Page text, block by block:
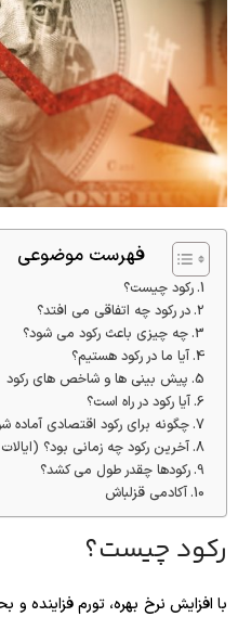
فهرست موضوعی
رکود چیست؟
در رکود چه اتفاقی می افتد؟
چه چیزی باعث رکود می شود؟
آیا ما در رکود هستیم؟
پیش بینی ها و شاخص های رکود
آیا رکود در راه است؟
چگونه برای رکود اقتصادی آماده
آخرین رکود چه زمانی بود؟
رکودها چقدر طول می کشد؟
آکادمی قزلباش
رکود چیست؟
با افزایش نرخ بهره، تورم فزاینده و